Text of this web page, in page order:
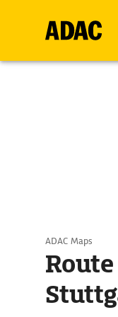
ADAC Maps